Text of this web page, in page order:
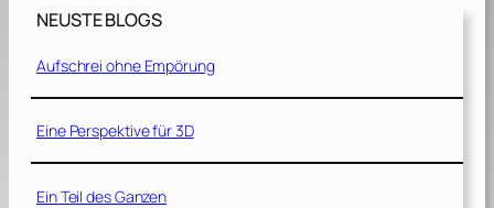
NEUSTE BLOGS
Aufschrei ohne Empörung
Eine Perspektive für 3D
Ein Teil des Ganzen